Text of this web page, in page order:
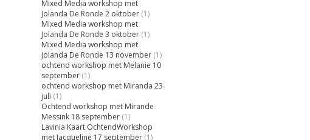
Mixed Media workshop met
Jolanda De Ronde 2 oktober (1)
Mixed Media workshop met
Jolanda De Ronde 3 oktober (1)
Mixed Media workshop met
Jolanda De Ronde 13 november (1)
ochtend workshop met Melanie 10
september (1)
ochtend workshop met Miranda 23
juli (1)
Ochtend workshop met Mirande
Messink 18 september (1)
Lavinia Kaart OchtendWorkshop
met Jacqueline 17 september (1)